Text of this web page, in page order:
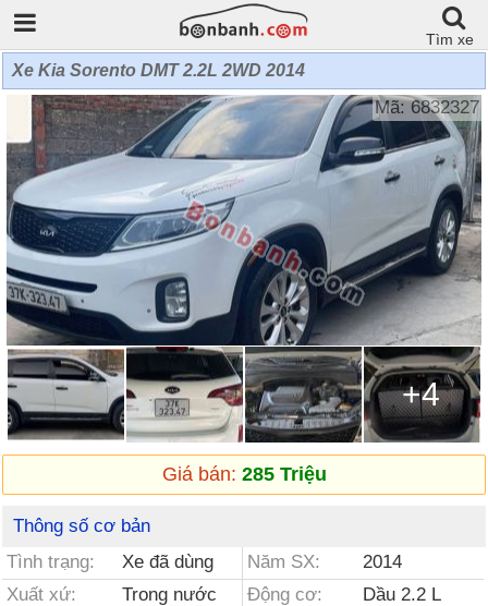
Tìm xe
Xe Kia Sorento DMT 2.2L 2WD 2014
Mã: 6832327
+4
Giá bán: 285 Triệu
Thông số cơ bản
Tình trạng:
Xe đã dùng Năm SX:
2014
Xuất xứ:
Trong nước Động cơ:
Dầu 2.2 L